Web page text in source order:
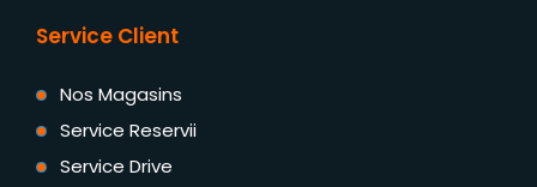
Service Client
Nos Magasins
Service Reservii
Service Drive